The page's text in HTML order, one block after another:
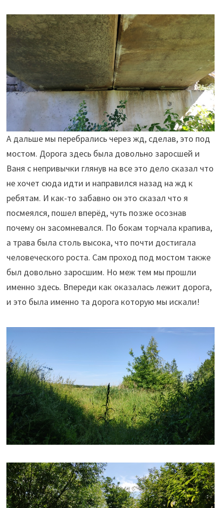
А дальше мы перебрались через жд, сделав, это под
мостом. Дорога здесь была довольно заросшей и
Ваня с непривычки глянув на все это дело сказал что
не хочет сюда идти и направился назад на жд к
ребятам. И как-то забавно он это сказал что я
посмеялся, пошел вперёд, чуть позже осознав
почему он засомневался. По бокам торчала крапива,
а трава была столь высока, что почти достигала
человеческого роста. Сам проход под мостом также
был довольно заросшим. Но меж тем мы прошли
именно здесь. Впереди как оказалась лежит дорога,
и это была именно та дорога которую мы искали!